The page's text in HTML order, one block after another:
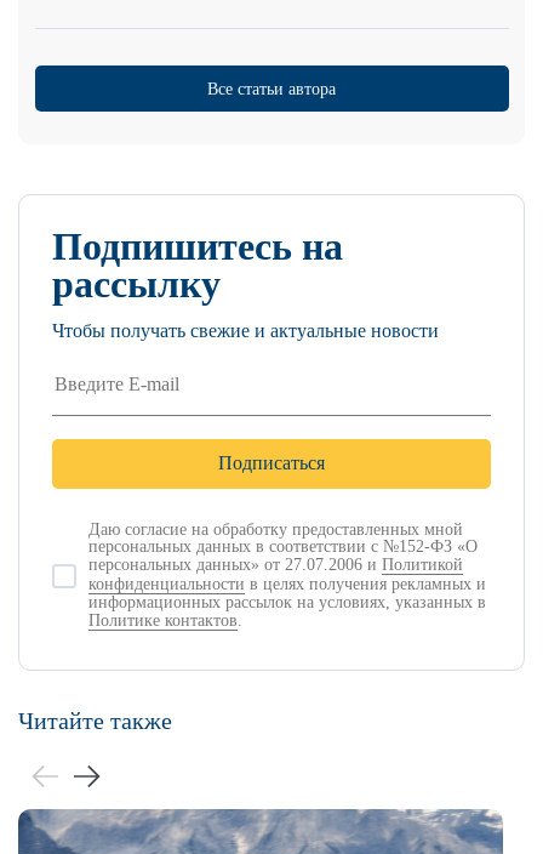
Все статьи автора
Подпишитесь на
рассылку
Чтобы получать свежие и актуальные новости
Даю согласие на обработку предоставленных мной
персональных данных в соответствии с №152-ФЗ «О
персональных данных» от 27.07.2006 и Политикой
конфиденциальности в целях получения рекламных и
информационных рассылок на условиях, указанных в
Политике контактов.
Читайте также